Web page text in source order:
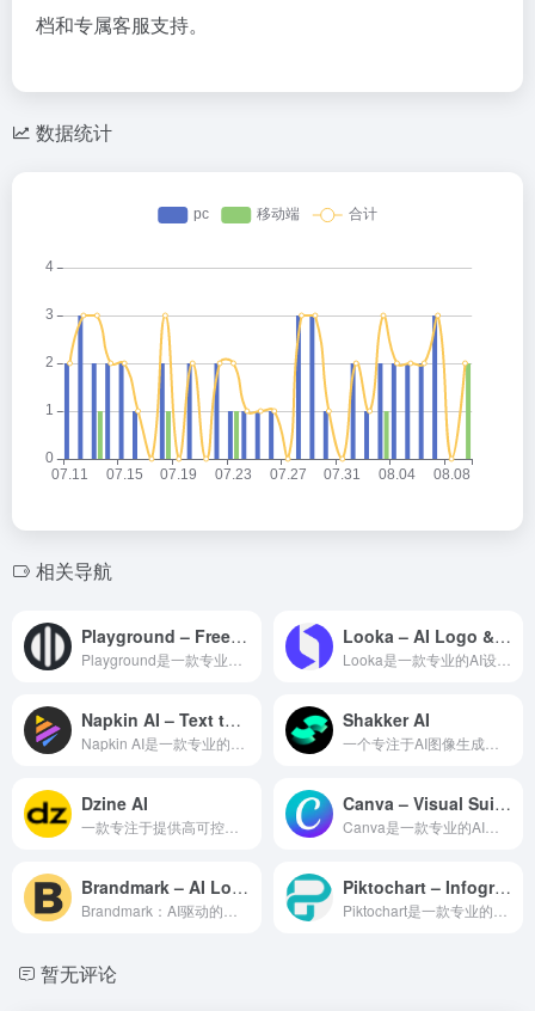
档和专属客服支持。
数据统计
相关导航
Playground – Free AI Design Tool Looka – AI Logo & Brand Designer
Napkin AI – Text to Visual Shakker AI
Dzine AI Canva – Visual Suite for Everyone
Brandmark – AI Logo Maker Piktochart – Infographic Maker
暂无评论